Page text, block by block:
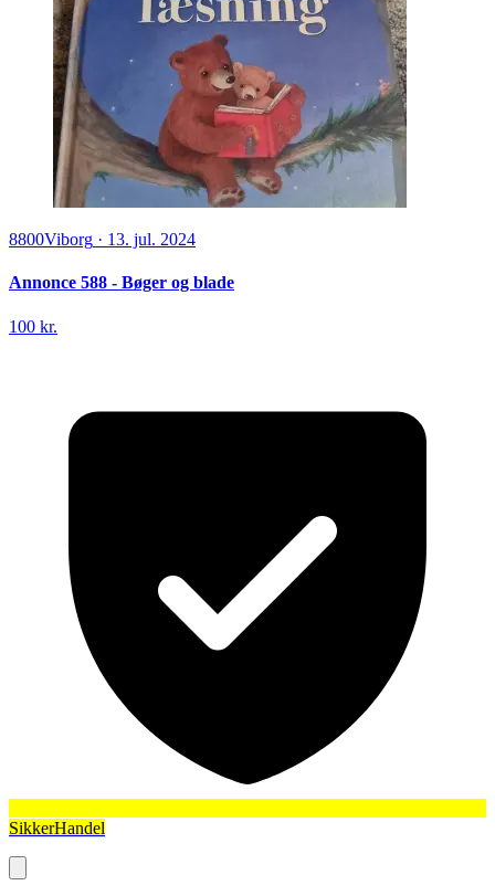
8800Viborg · 13. jul. 2024
Annonce 588 - Bøger og blade
100 kr.
SikkerHandel